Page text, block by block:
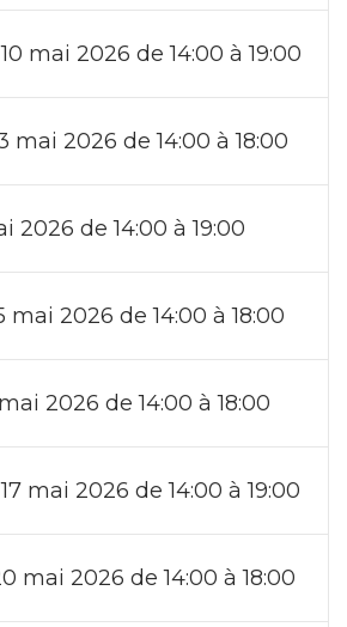
mai 2026 de 14:00 à 19:00
mai 2026 de 14:00 à 18:00
2026 de 14:00 à 19:00
mai 2026 de 14:00 à 18:00
2026 de 14:00 à 18:00
mai 2026 de 14:00 à 19:00
mai 2026 de 14:00 à 18:00